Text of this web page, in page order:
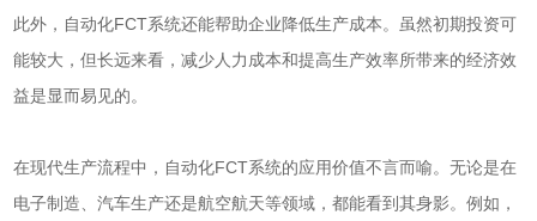
此外，自动化FCT系统还能帮助企业降低生产成本。虽然初期投资可
能较大，但长远来看，减少人力成本和提高生产效率所带来的经济效
益是显而易见的。
在现代生产流程中，自动化FCT系统的应用价值不言而喻。无论是在
电子制造、汽车生产还是航空航天等领域，都能看到其身影。例如，